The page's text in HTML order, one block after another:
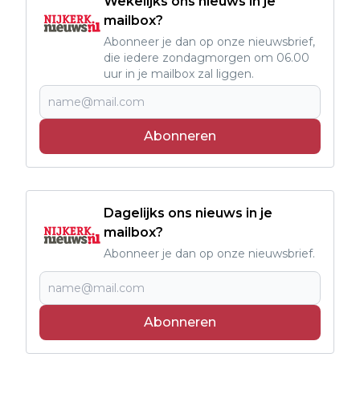
mailbox?
Abonneer je dan op onze nieuwsbrief,
die iedere zondagmorgen om 06.00
uur in je mailbox zal liggen.
Abonneren
Dagelijks ons nieuws in je
mailbox?
Abonneer je dan op onze nieuwsbrief.
Abonneren